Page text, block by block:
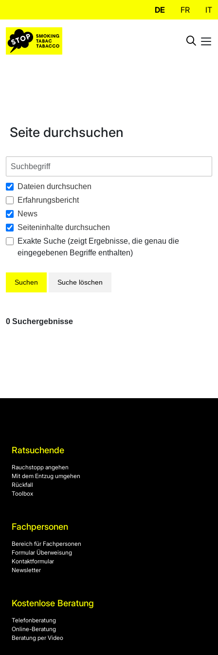
DE FR IT
Seite durchsuchen
Dateien durchsuchen
Erfahrungsbericht
News
Seiteninhalte durchsuchen
Exakte Suche (zeigt Ergebnisse, die genau die
eingegebenen Begriffe enthalten)
Suche löschen
0 Suchergebnisse
Ratsuchende
Rauchstopp angehen
Mit dem Entzug umgehen
Rückfall
Toolbox
Fachpersonen
Bereich für Fachpersonen
Formular Überweisung
Kontaktformular
Newsletter
Kostenlose Beratung
Telefonberatung
Online-Beratung
Beratung per Video